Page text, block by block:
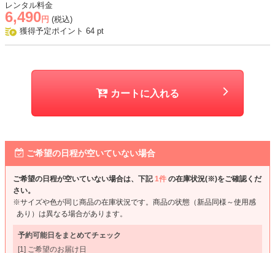
レンタル料金
6,490 円 (税込)
獲得予定ポイント 64 pt
カートに入れる
ご希望の日程が空いていない場合
ご希望の日程が空いていない場合は、下記1件 の在庫状況(※)をご確認くだ
さい。
※サイズや色が同じ商品の在庫状況です。商品の状態（新品同様～使用感
あり）は異なる場合があります。
予約可能日をまとめてチェック
[1] ご希望のお届け日